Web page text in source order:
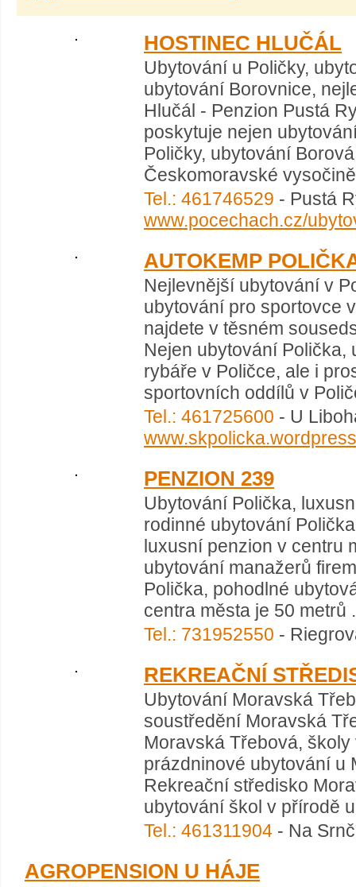
HOSTINEC HLUČÁL
Ubytování u Poličky,
ubytování Borovnice,
Hlučál - Penzion Pustá
poskytuje nejen
Poličky, ubytování
Českomoravské
Tel.: 461746529 - Pustá
www.pocechach.cz/
AUTOKEMP
Nejlevnější ubytování v
ubytování pro sportovce
najdete v těsném
Nejen ubytování Polička,
rybáře v Poličce, ale i
sportovních oddílů v
Tel.: 461725600 - U
PENZION 239
Ubytování Polička,
rodinné ubytování
luxusní penzion v centru
ubytování manažerů
Polička, pohodlné
centra města je 50 metrů
Tel.: 731952550 -
REKREAČNÍ
Ubytování Moravská
soustředění Moravská
Moravská Třebová,
prázdninové ubytování u
Rekreační středisko
ubytování škol v přírodě
Tel.: 461311904 - Na
AGROPENSION U HÁJE